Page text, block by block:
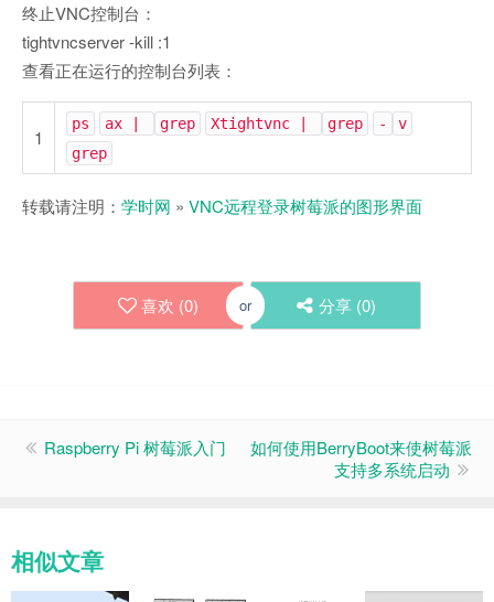
终止VNC控制台：
tightvncserver -kill :1
查看正在运行的控制台列表：
1
ps ax | grep Xtightvnc | grep -
v
grep
转载请注明： 学时网 » VNC远程登录树莓派的图形界面
喜欢 (0) or 分享 (0)
Raspberry Pi 树莓派入门
如何使用BerryBoot来使树莓派
支持多系统启动
相似文章